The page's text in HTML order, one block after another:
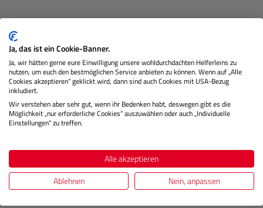
IN DEN WARENKORB
Dieser hochwertige Papierhintergrund für Fotostudios hat
eine nicht reflektierende Oberfläche, die ideal zur
Ja, das ist ein Cookie-Banner.
Ja, wir hätten gerne eure Einwilligung unsere wohldurchdachten Helferleins zu
nutzen, um euch den bestmöglichen Service anbieten zu können. Wenn auf „Alle
Cookies akzeptieren“ geklickt wird, dann sind auch Cookies mit USA-Bezug
inkludiert.
Wir verstehen aber sehr gut, wenn ihr Bedenken habt, deswegen gibt es die
Möglichkeit „nur erforderliche Cookies“ auszuwählen oder auch „Individuelle
Einstellungen“ zu treffen.
Alle akzeptieren
Ablehnen
Nein, anpassen